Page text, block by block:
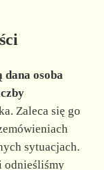
osoba
Zaleca się go
sytuacjach.
odnieśliśmy